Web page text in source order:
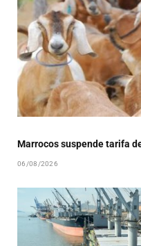
Marrocos suspende tarifa
06/08/2026